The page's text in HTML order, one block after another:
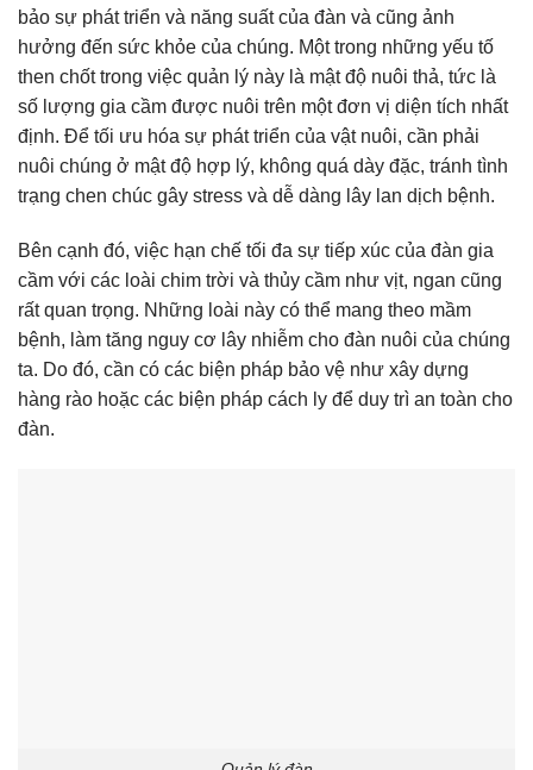
bảo sự phát triển và năng suất của đàn và cũng ảnh
hưởng đến sức khỏe của chúng. Một trong những yếu tố
then chốt trong việc quản lý này là mật độ nuôi thả, tức là
số lượng gia cầm được nuôi trên một đơn vị diện tích nhất
định. Để tối ưu hóa sự phát triển của vật nuôi, cần phải
nuôi chúng ở mật độ hợp lý, không quá dày đặc, tránh tình
trạng chen chúc gây stress và dễ dàng lây lan dịch bệnh.
Bên cạnh đó, việc hạn chế tối đa sự tiếp xúc của đàn gia
cầm với các loài chim trời và thủy cầm như vịt, ngan cũng
rất quan trọng. Những loài này có thể mang theo mầm
bệnh, làm tăng nguy cơ lây nhiễm cho đàn nuôi của chúng
ta. Do đó, cần có các biện pháp bảo vệ như xây dựng
hàng rào hoặc các biện pháp cách ly để duy trì an toàn cho
đàn.